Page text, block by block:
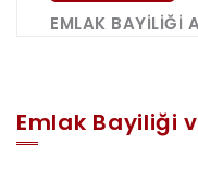
EMLAK BAYILIĞI
Emlak Bayiliği